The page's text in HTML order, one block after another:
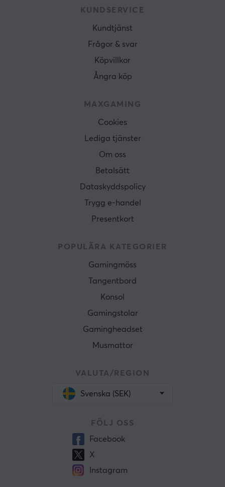
KUNDSERVICE
Kundtjänst
Frågor & svar
Köpvillkor
Ångra köp
MAXGAMING
Cookies
Lediga tjänster
Om oss
Betalsätt
Dataskyddspolicy
Trygg e-handel
Presentkort
POPULÄRA KATEGORIER
Gamingmöss
Tangentbord
Konsol
Gamingstolar
Gamingheadset
Musmattor
VALUTA/REGION
Svenska (SEK)
FÖLJ OSS
Facebook
X
Instagram